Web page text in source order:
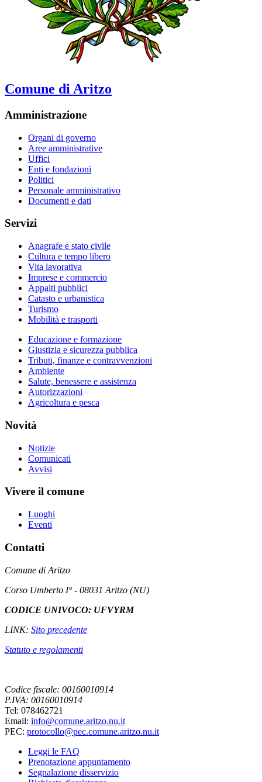
Comune di Aritzo
Amministrazione
Organi di governo
Aree amministrative
Uffici
Enti e fondazioni
Politici
Personale amministrativo
Documenti e dati
Servizi
Anagrafe e stato civile
Cultura e tempo libero
Vita lavorativa
Imprese e commercio
Appalti pubblici
Catasto e urbanistica
Turismo
Mobilità e trasporti
Educazione e formazione
Giustizia e sicurezza pubblica
Tributi, finanze e contravvenzioni
Ambiente
Salute, benessere e assistenza
Autorizzazioni
Agricoltura e pesca
Novità
Notizie
Comunicati
Avvisi
Vivere il comune
Luoghi
Eventi
Contatti
Comune di Aritzo
Corso Umberto I° - 08031 Aritzo (NU)
CODICE UNIVOCO: UFVYRM
LINK: Sito precedente
Statuto e regolamenti
Codice fiscale: 00160010914
P.IVA: 00160010914
Tel: 078462721
Email: info@comune.aritzo.nu.it
PEC: protocollo@pec.comune.aritzo.nu.it
Leggi le FAQ
Prenotazione appuntamento
Segnalazione disservizio